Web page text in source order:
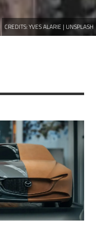
CREDITS:YVES ALARIE | UNSPLASH